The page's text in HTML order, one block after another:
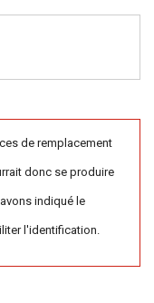
de remplacement
donc se produire
indiqué le
l'identification.